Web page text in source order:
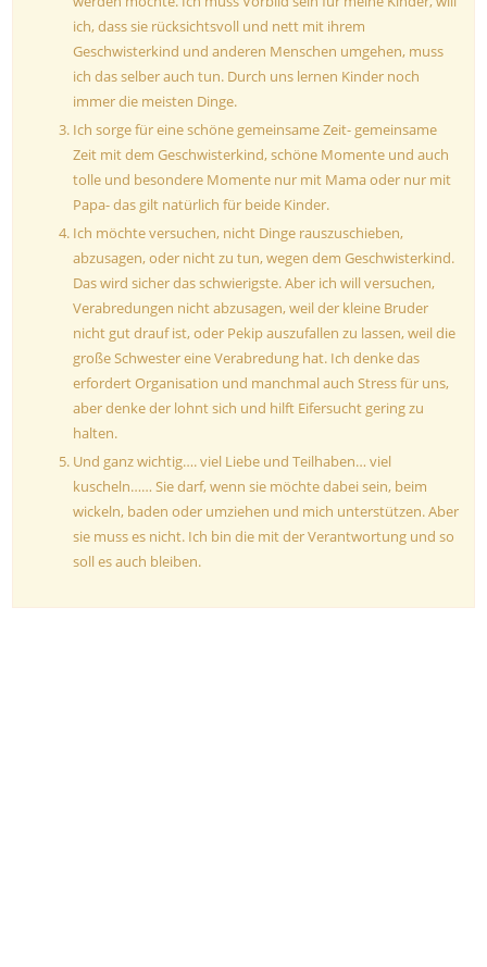
ich, dass sie rücksichtsvoll und nett mit ihrem
Geschwisterkind und anderen Menschen umgehen, muss
ich das selber auch tun. Durch uns lernen Kinder noch
immer die meisten Dinge.
Ich sorge für eine schöne gemeinsame Zeit- gemeinsame
Zeit mit dem Geschwisterkind, schöne Momente und auch
tolle und besondere Momente nur mit Mama oder nur mit
Papa- das gilt natürlich für beide Kinder.
Ich möchte versuchen, nicht Dinge rauszuschieben,
abzusagen, oder nicht zu tun, wegen dem Geschwisterkind.
Das wird sicher das schwierigste. Aber ich will versuchen,
Verabredungen nicht abzusagen, weil der kleine Bruder
nicht gut drauf ist, oder Pekip auszufallen zu lassen, weil die
große Schwester eine Verabredung hat. Ich denke das
erfordert Organisation und manchmal auch Stress für uns,
aber denke der lohnt sich und hilft Eifersucht gering zu
halten.
Und ganz wichtig…. viel Liebe und Teilhaben… viel
kuscheln…… Sie darf, wenn sie möchte dabei sein, beim
wickeln, baden oder umziehen und mich unterstützen. Aber
sie muss es nicht. Ich bin die mit der Verantwortung und so
soll es auch bleiben.